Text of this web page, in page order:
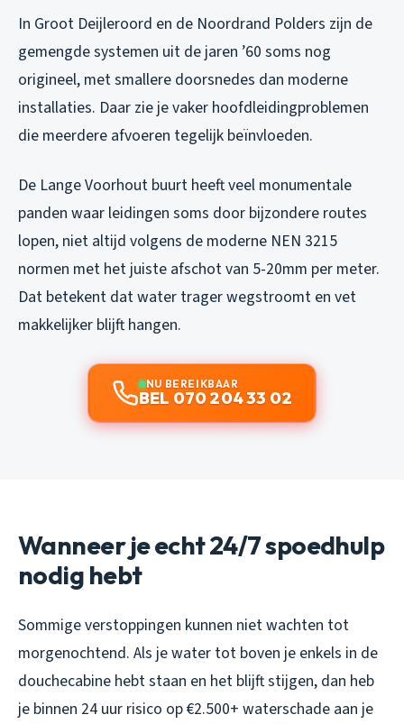
In Groot Deijleroord en de Noordrand Polders zijn de
gemengde systemen uit de jaren ’60 soms nog
origineel, met smallere doorsnedes dan moderne
installaties. Daar zie je vaker hoofdleidingproblemen
die meerdere afvoeren tegelijk beïnvloeden.
De Lange Voorhout buurt heeft veel monumentale
panden waar leidingen soms door bijzondere routes
lopen, niet altijd volgens de moderne NEN 3215
normen met het juiste afschot van 5-20mm per meter.
Dat betekent dat water trager wegstroomt en vet
makkelijker blijft hangen.
NU BEREIKBAAR
BEL 070 204 33 02
Wanneer je echt 24/7 spoedhulp
nodig hebt
Sommige verstoppingen kunnen niet wachten tot
morgenochtend. Als je water tot boven je enkels in de
douchecabine hebt staan en het blijft stijgen, dan heb
je binnen 24 uur risico op €2.500+ waterschade aan je